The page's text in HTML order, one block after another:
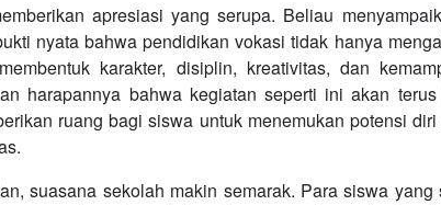
apresiasi yang serupa. Beliau
nyata bahwa pendidikan vokasi tidak hanya
karakter, disiplin, kreativitas, dan
harapannya bahwa kegiatan seperti ini akan
ruang bagi siswa untuk menemukan potensi
suasana sekolah makin semarak. Para siswa